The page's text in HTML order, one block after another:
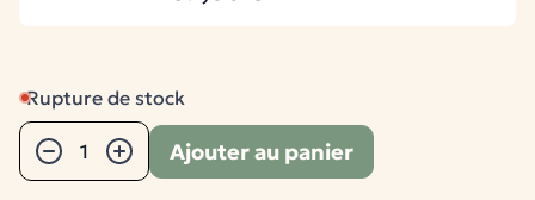
Rupture de stock
Quantité
−
+ Ajouter au panier